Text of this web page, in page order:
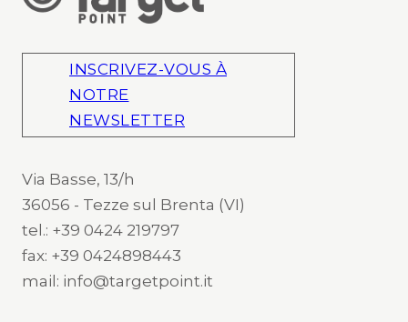
INSCRIVEZ-VOUS À
NOTRE
NEWSLETTER
Via Basse, 13/h
36056 - Tezze sul Brenta (VI)
tel.: +39 0424 219797
fax: +39 0424898443
mail: info@targetpoint.it